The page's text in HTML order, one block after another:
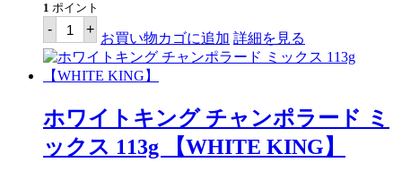
1 ポイント
- ラ
ッ
キ
ー
ミ
イ
ン
タ
+
お買い物カゴに追加 詳細を見る
ホワイトキング チャンポラード ミ
ックス 113g 【WHITE KING】